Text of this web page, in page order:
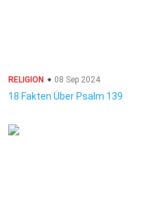
RELIGION 08 Sep 2024
18 Fakten Über Psalm 139